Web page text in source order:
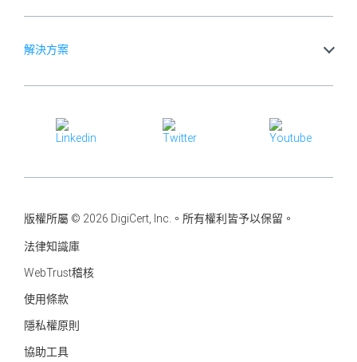
解決方案
版權所屬 © 2026 DigiCert, Inc.。所有權利皆予以保留。
法律知識庫
WebTrust稽核
使用條款
隱私權原則
協助工具